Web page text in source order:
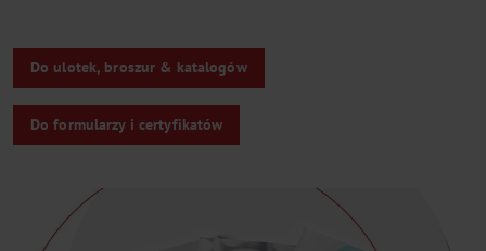
Do ulotek, broszur & katalogów
Do formularzy i certyfikatów